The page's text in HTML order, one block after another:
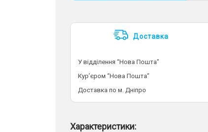
Характеристики:
Доставка
У відділення “Нова Пошта”
Кур’єром “Нова Пошта”
Доставка по м. Дніпро